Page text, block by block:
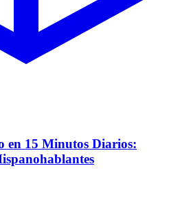
en 15 Minutos Diarios: